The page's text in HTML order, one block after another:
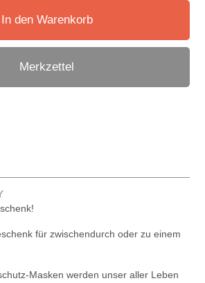
In den Warenkorb
Merkzettel
für zwischendurch oder zu einem
Masken werden unser aller Leben